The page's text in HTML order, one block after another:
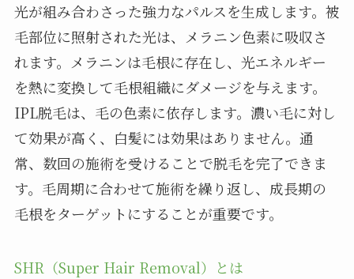
光が組み合わさった強力なパルスを生成します。被
毛部位に照射された光は、メラニン色素に吸収さ
れます。メラニンは毛根に存在し、光エネルギー
を熱に変換して毛根組織にダメージを与えます。
IPL脱毛は、毛の色素に依存します。濃い毛に対し
て効果が高く、白髪には効果はありません。通
常、数回の施術を受けることで脱毛を完了できま
す。毛周期に合わせて施術を繰り返し、成長期の
毛根をターゲットにすることが重要です。
SHR（Super Hair Removal）とは